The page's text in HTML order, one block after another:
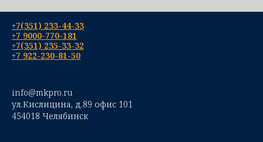
+7(351) 233-44-33
+7 9000-770-181
+7(351) 235-33-32
+7 922-230-81-50
info@mkpro.ru
ул.Кислицина, д.89 офис 101
454018 Челябинск